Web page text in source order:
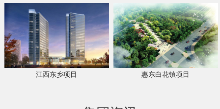
江西东乡项目 惠东白花镇项目